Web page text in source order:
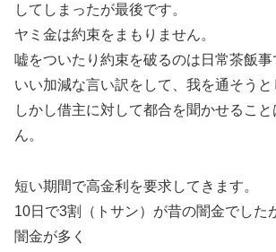
してしまったが最後です。
ヤミ金は約束をまもりません。
嘘をついたり約束を破るのは日常茶飯事
いい加減な言い訳をして、我を通そうと
しかし借主に対して都合を聞かせるこ
ん。
短い期間で高金利を要求してきます。
10日で3割（トサン）が昔の闇金でした
闇金が多く